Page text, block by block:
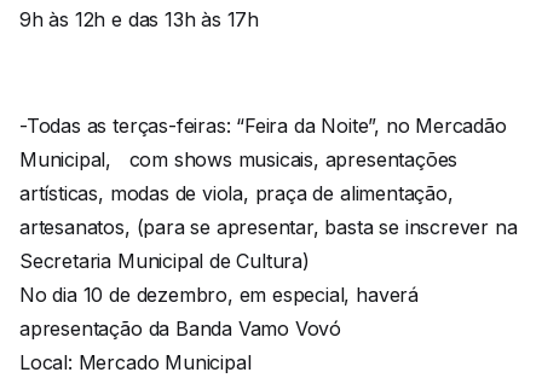
9h às 12h e das 13h às 17h
-Todas as terças-feiras: “Feira da Noite”, no Mercadão
Municipal, com shows musicais, apresentações
artísticas, modas de viola, praça de alimentação,
artesanatos, (para se apresentar, basta se inscrever na
Secretaria Municipal de Cultura)
No dia 10 de dezembro, em especial, haverá
apresentação da Banda Vamo Vovó
Local: Mercado Municipal